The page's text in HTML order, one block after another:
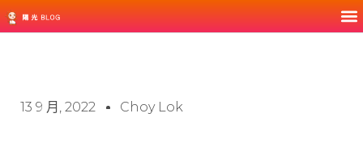
13 9 月, 2022 Choy Lok